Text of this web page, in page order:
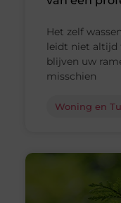
Het zelf
leidt niet altijd
blijven uw
misschien
Woning en